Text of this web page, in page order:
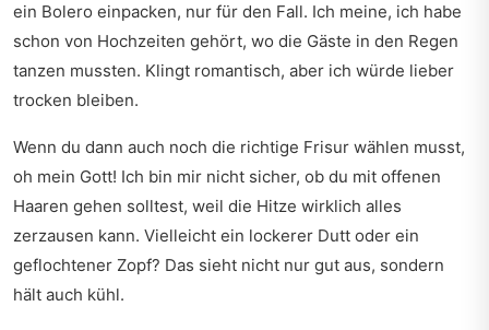
ein Bolero einpacken, nur für den Fall. Ich meine, ich habe
schon von Hochzeiten gehört, wo die Gäste in den Regen
tanzen mussten. Klingt romantisch, aber ich würde lieber
trocken bleiben.
Wenn du dann auch noch die richtige Frisur wählen musst,
oh mein Gott! Ich bin mir nicht sicher, ob du mit offenen
Haaren gehen solltest, weil die Hitze wirklich alles
zerzausen kann. Vielleicht ein lockerer Dutt oder ein
geflochtener Zopf? Das sieht nicht nur gut aus, sondern
hält auch kühl.